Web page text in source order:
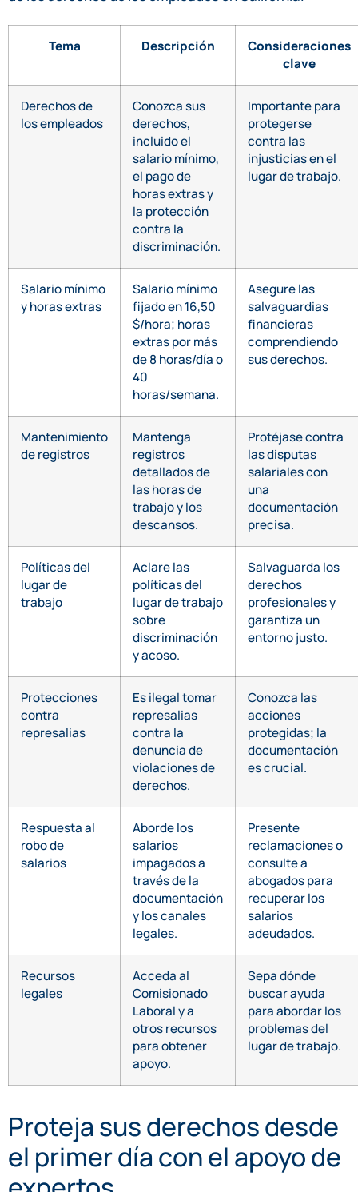
Tema Descripción
Consideraciones
clave
Derechos de
los empleados
Conozca sus
derechos,
incluido el
salario mínimo,
el pago de
horas extras y
la protección
contra la
discriminación.
Importante para
protegerse
contra las
injusticias en el
lugar de trabajo.
Salario mínimo
y horas extras
Salario mínimo
fijado en 16,50
$/hora; horas
extras por más
de 8 horas/día o
40
horas/semana.
Asegure las
salvaguardias
financieras
comprendiendo
sus derechos.
Mantenimiento
de registros
Mantenga
registros
detallados de
las horas de
trabajo y los
descansos.
Protéjase contra
las disputas
salariales con
una
documentación
precisa.
Políticas del
lugar de
trabajo
Aclare las
políticas del
lugar de trabajo
sobre
discriminación
y acoso.
Salvaguarda los
derechos
profesionales y
garantiza un
entorno justo.
Protecciones
contra
represalias
Es ilegal tomar
represalias
contra la
denuncia de
violaciones de
derechos.
Conozca las
acciones
protegidas; la
documentación
es crucial.
Respuesta al
robo de
salarios
Aborde los
salarios
impagados a
través de la
documentación
y los canales
legales.
Presente
reclamaciones o
consulte a
abogados para
recuperar los
salarios
adeudados.
Recursos
legales
Acceda al
Comisionado
Laboral y a
otros recursos
para obtener
apoyo.
Sepa dónde
buscar ayuda
para abordar los
problemas del
lugar de trabajo.
Proteja sus derechos desde
el primer día con el apoyo de